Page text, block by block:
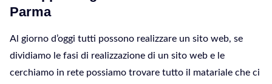
Parma
Al giorno d’oggi tutti possono realizzare un sito web, se
dividiamo le fasi di realizzazione di un sito web e le
cerchiamo in rete possiamo trovare tutto il matariale che ci